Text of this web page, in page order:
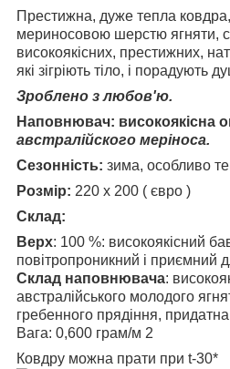
Престижна, дуже тепла
мериносовою шерстю ягняти,
високоякісних, престижних,
які зігріють тіло, і порадують
Зроблено з любов'ю.
Наповнювач: високоякісна
австралійского меріноса.
Сезонність: зима, особливо
Розмір: 220 х 200 ( євро )
Склад:
Верх: 100 %: високоякісний
повітропроникний і приємний
Склад наповнювача:
австралійського молодого
гребенного прядіння,
Вага: 0,600 грам/м 2
Ковдру можна прати при t-30*